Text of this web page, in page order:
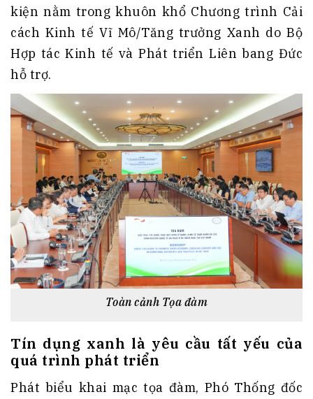
kiện nằm trong khuôn khổ Chương trình Cải
cách Kinh tế Vĩ Mô/Tăng trưởng Xanh do Bộ
Hợp tác Kinh tế và Phát triển Liên bang Đức
hỗ trợ.
Toàn cảnh Tọa đàm
Tín dụng xanh là yêu cầu tất yếu của
quá trình phát triển
Phát biểu khai mạc tọa đàm, Phó Thống đốc